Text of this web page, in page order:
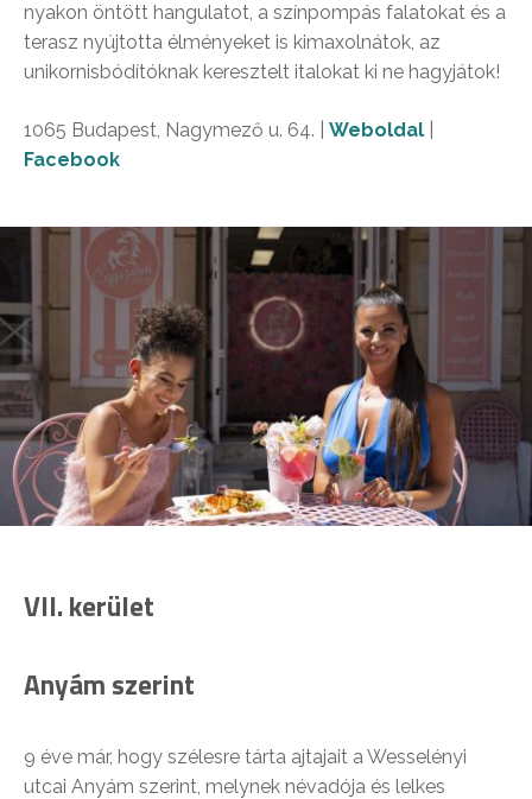
nyakon öntött hangulatot, a színpompás falatokat és a
terasz nyújtotta élményeket is kimaxolnátok, az
unikornisbódítóknak keresztelt italokat ki ne hagyjátok!
1065 Budapest, Nagymező u. 64. | Weboldal
Facebook
VII. kerület
Anyám szerint
9 éve már, hogy szélesre tárta ajtajait a Wesselényi
utcai Anyám szerint, melynek névadója és lelkes